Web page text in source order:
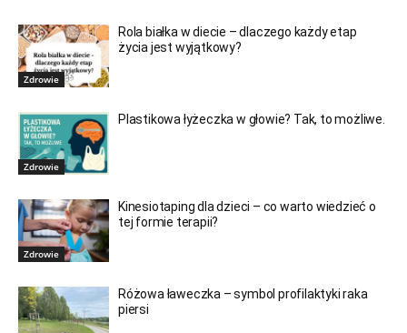
Zdrowie
Rola białka w diecie – dlaczego każdy etap
życia jest wyjątkowy?
Zdrowie
Plastikowa łyżeczka w głowie? Tak, to możliwe.
Zdrowie
Kinesiotaping dla dzieci – co warto wiedzieć o
tej formie terapii?
Różowa ławeczka – symbol profilaktyki raka
piersi